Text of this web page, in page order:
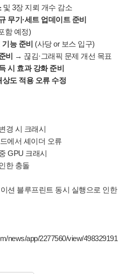
및 3장 지뢰 개수 감소
무기·세트 업데이트 준비
함 예정)
능 준비 (사당 or 보스 입구)
비 → 끊김·그래픽 문제 개선 목표
시 효과 강화 준비
도 적용 오류 수정
경 시 크래시
에서 셰이더 오류
GPU 크래시
한 충돌
션 블루프린트 동시 실행으로 인한
news/app/2277560/view/498329191